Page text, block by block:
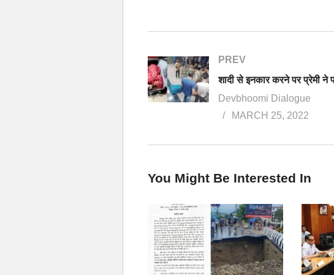
PREV
Devbhoomi Dialogue
MARCH 25, 2022
You Might Be Interested In